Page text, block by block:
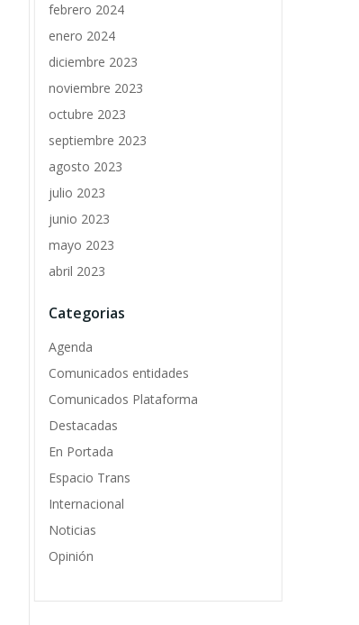
febrero 2024
enero 2024
diciembre 2023
noviembre 2023
octubre 2023
septiembre 2023
agosto 2023
julio 2023
junio 2023
mayo 2023
abril 2023
Categorias
Agenda
Comunicados entidades
Comunicados Plataforma
Destacadas
En Portada
Espacio Trans
Internacional
Noticias
Opinión